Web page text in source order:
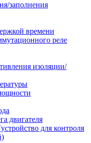
заполнения
времени
реле
изоляции/
двигателя
для контроля